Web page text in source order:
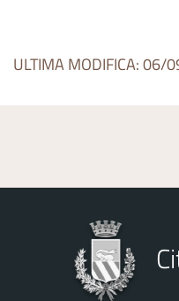
ULTIMA MODIFICA: 06/